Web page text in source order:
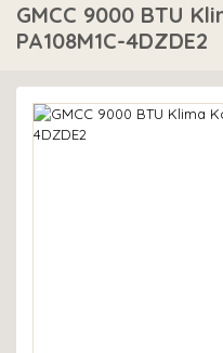
GMCC 9000 BTU
PA108M1C-4DZDE2